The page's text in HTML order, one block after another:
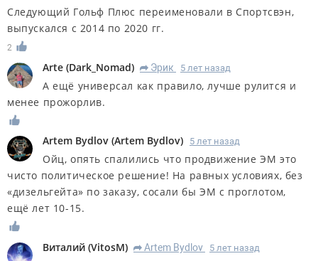
Следующий Гольф Плюс переименовали в Спортсвэн,
выпускался с 2014 по 2020 гг.
2
Arte (Dark_Nomad) R Эрик 5 лет назад
А ещё универсал как правило, лучше рулится и
менее прожорлив.
Artem Bydlov (Artem Bydlov) 5 лет назад
Ойц, опять спалились что продвижение ЭМ это
чисто политическое решение! На равных условиях, без
«дизельгейта» по заказу, сосали бы ЭМ с проглотом,
ещё лет 10-15.
Виталий (VitosM) R Artem Bydlov 5 лет назад